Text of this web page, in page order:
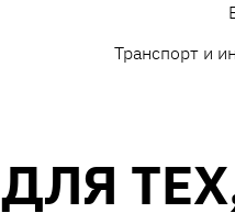
Транспорт и
ДЛЯ